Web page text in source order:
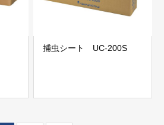
捕虫シート UC-200S